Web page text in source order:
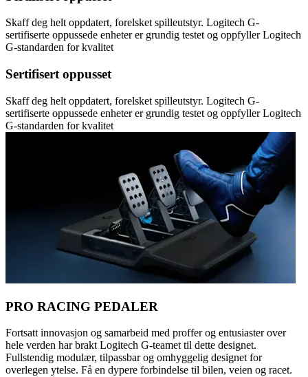
Skaff deg helt oppdatert, forelsket spilleutstyr. Logitech G-
sertifiserte oppussede enheter er grundig testet og oppfyller Logitech
G-standarden for kvalitet
Sertifisert oppusset
Skaff deg helt oppdatert, forelsket spilleutstyr. Logitech G-
sertifiserte oppussede enheter er grundig testet og oppfyller Logitech
G-standarden for kvalitet
PRO RACING PEDALER
Fortsatt innovasjon og samarbeid med proffer og entusiaster over
hele verden har brakt Logitech G-teamet til dette designet.
Fullstendig modulær, tilpassbar og omhyggelig designet for
overlegen ytelse. Få en dypere forbindelse til bilen, veien og racet.